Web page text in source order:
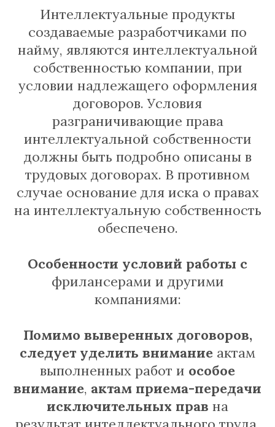
Интеллектуальные продукты
создаваемые разработчиками по
найму, являются интеллектуальной
собственностью компании, при
условии надлежащего оформления
договоров. Условия
разграничивающие права
интеллектуальной собственности
должны быть подробно описаны в
трудовых договорах. В противном
случае основание для иска о правах
на интеллектуальную собственность
обеспечено.
Особенности условий работы с
фрилансерами и другими
компаниями:
Помимо выверенных договоров,
следует уделить внимание актам
выполненных работ и особое
внимание, актам приема-передачи
исключительных прав на